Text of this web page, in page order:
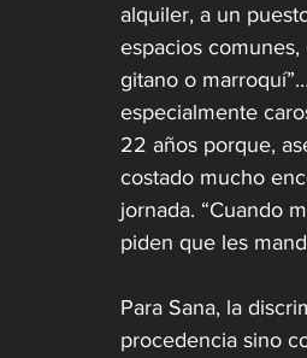
alquiler, a un
espacios
gitano o
especialmente
22 años porque,
costado mucho
jornada. “Cuando
piden que les
Para Sana, la
procedencia sino